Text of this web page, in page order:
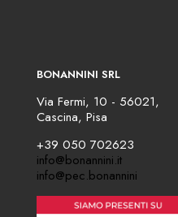
BONANNINI SRL
Via Fermi, 10 - 56021,
Cascina, Pisa
+39 050 702623
info@bonannini.it
info@pec.bonannini